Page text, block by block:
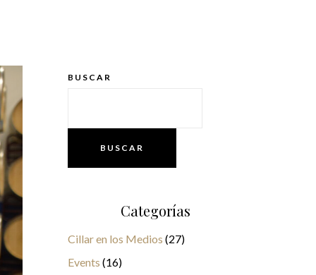
BUSCAR
BUSCAR
Categorías
Cillar en los Medios (27)
Events (16)